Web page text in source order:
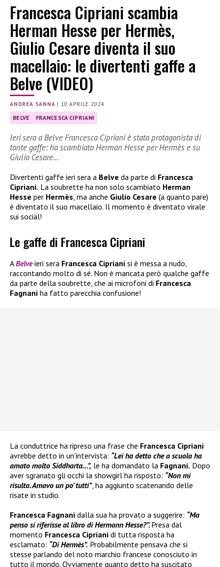
Francesca Cipriani scambia
Herman Hesse per Hermès,
Giulio Cesare diventa il suo
macellaio: le divertenti gaffe a
Belve (VIDEO)
ANDREA SANNA | 10 APRILE 2024
BELVE FRANCESCA CIPRIANI
Ieri sera a Belve Francesca Cipriani è stata protagonista di
tante gaffe: ha scambiato Herman Hesse per Hermès e su
Giulio Cesare…
Divertenti gaffe ieri sera a Belve da parte di Francesca
Cipriani. La soubrette ha non solo scambiato Herman
Hesse per Hermès, ma anche Giulio Cesare (a quanto pare)
è diventato il suo macellaio. Il momento è diventato virale
sui social!
Le gaffe di Francesca Cipriani
ABelveieri sera Francesca Cipriani si è messa a nudo,
raccontando molto di sé. Non è mancata però qualche gaffe
da parte della soubrette, che ai microfoni di Francesca
Fagnani ha fatto parecchia confusione!
La conduttrice ha ripreso una frase che Francesca Cipriani
avrebbe detto in un’intervista: “Lei ha detto che a scuola ha
amato molto Siddharta…”, le ha domandato la Fagnani. Dopo
aver sgranato gli occhi la showgirl ha risposto: “Non mi
risulta. Amavo un po’ tutti”, ha aggiunto scatenando delle
risate in studio.
Francesca Fagnani dalla sua ha provato a suggerire: “Ma
penso si riferisse al libro di Hermann Hesse?”. Presa dal
momento Francesca Cipriani di tutta risposta ha
esclamato: “Di Hermès”. Probabilmente pensava che si
stesse parlando del noto marchio francese conosciuto in
tutto il mondo. Ovviamente quanto detto ha suscitato